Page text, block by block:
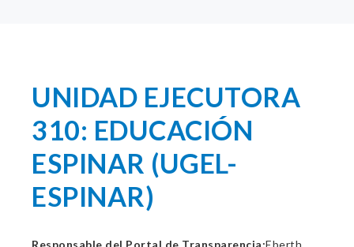
UNIDAD EJECUTORA
310: EDUCACIÓN
ESPINAR (UGEL-
ESPINAR)
Responsable del Portal de Transparencia:Eberth